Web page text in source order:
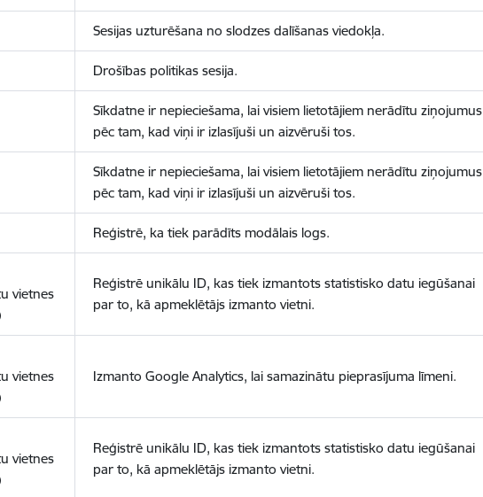
Sesijas uzturēšana no slodzes dalīšanas viedokļa.
Drošības politikas sesija.
Sīkdatne ir nepieciešama, lai visiem lietotājiem nerādītu ziņojumus
pēc tam, kad viņi ir izlasījuši un aizvēruši tos.
Sīkdatne ir nepieciešama, lai visiem lietotājiem nerādītu ziņojumus
pēc tam, kad viņi ir izlasījuši un aizvēruši tos.
Reģistrē, ka tiek parādīts modālais logs.
vietnes
Reģistrē unikālu ID, kas tiek izmantots statistisko datu iegūšanai
par to, kā apmeklētājs izmanto vietni.
vietnes
Izmanto Google Analytics, lai samazinātu pieprasījuma līmeni.
vietnes
Reģistrē unikālu ID, kas tiek izmantots statistisko datu iegūšanai
par to, kā apmeklētājs izmanto vietni.